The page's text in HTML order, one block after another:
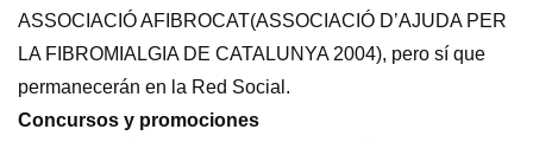
ASSOCIACIÓ AFIBROCAT(ASSOCIACIÓ D’AJUDA PER
LA FIBROMIALGIA DE CATALUNYA 2004), pero sí que
permanecerán en la Red Social.
Concursos y promociones